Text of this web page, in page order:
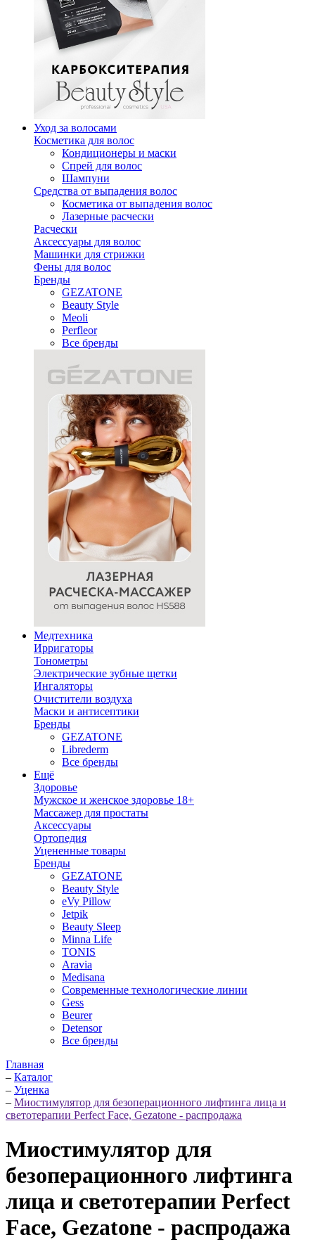
Уход за волосами
Косметика для волос
Кондиционеры и маски
Спрей для волос
Шампуни
Средства от выпадения волос
Косметика от выпадения волос
Лазерные расчески
Расчески
Аксессуары для волос
Машинки для стрижки
Фены для волос
Бренды
GEZATONE
Beauty Style
Meoli
Perfleor
Все бренды
Медтехника
Ирригаторы
Тонометры
Электрические зубные щетки
Ингаляторы
Очистители воздуха
Маски и антисептики
Бренды
GEZATONE
Librederm
Все бренды
Ещё
Здоровье
Мужское и женское здоровье 18+
Массажер для простаты
Аксессуары
Ортопедия
Уцененные товары
Бренды
GEZATONE
Beauty Style
eVy Pillow
Jetpik
Beauty Sleep
Minna Life
TONIS
Aravia
Medisana
Современные технологические линии
Gess
Beurer
Detensor
Все бренды
Главная
– Каталог
– Уценка
– Миостимулятор для безоперационного лифтинга лица и
светотерапии Perfect Face, Gezatone - распродажа
Миостимулятор для
безоперационного лифтинга
лица и светотерапии Perfect
Face, Gezatone - распродажа